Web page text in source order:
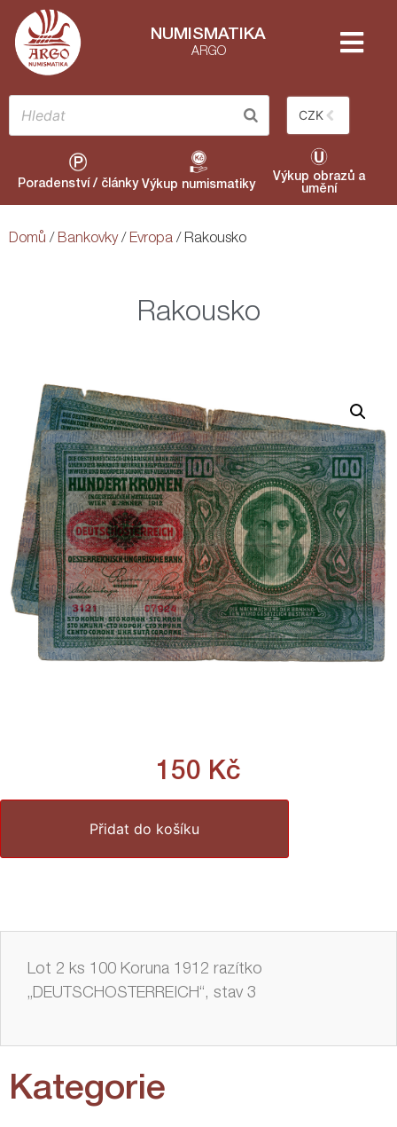
NUMISMATIKA
ARGO
CZK
Poradenství / články Výkup numismatiky
Výkup obrazů a
umění
Domů / Bankovky/ Evropa / Rakousko
Kategorie
Rakousko
150 Kč
Přidat do košíku
Lot 2 ks 100 Koruna 1912 razítko
„DEUTSCHOSTERREICH“, stav 3